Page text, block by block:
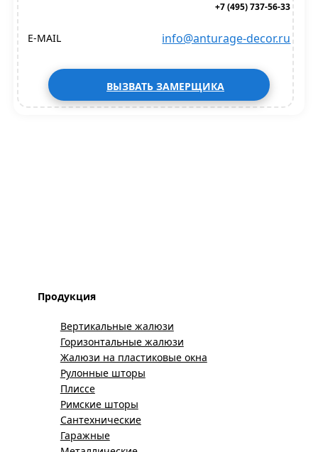
+7 (495) 737-56-33
E-MAIL info@anturage-decor.ru
ВЫЗВАТЬ ЗАМЕРЩИКА
Продукция
Вертикальные жалюзи
Горизонтальные жалюзи
Жалюзи на пластиковые окна
Рулонные шторы
Плиссе
Римские шторы
Сантехнические
Гаражные